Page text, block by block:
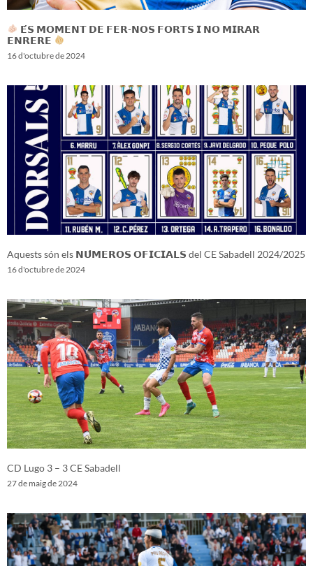
𝗘́𝗦 𝗠𝗢𝗠𝗘𝗡𝗧 𝗗𝗘 𝗙𝗘𝗥-𝗡𝗢𝗦 𝗙𝗢𝗥𝗧𝗦 𝗜 𝗡𝗢 𝗠𝗜𝗥𝗔𝗥
𝗘𝗡𝗥𝗘𝗥𝗘
16 d'octubre de 2024
Aquests són els 𝗡𝗨́𝗠𝗘𝗥𝗢𝗦 𝗢𝗙𝗜𝗖𝗜𝗔𝗟𝗦 del CE Sabadell 2024/2025
16 d'octubre de 2024
CD Lugo 3 – 3 CE Sabadell
27 de maig de 2024